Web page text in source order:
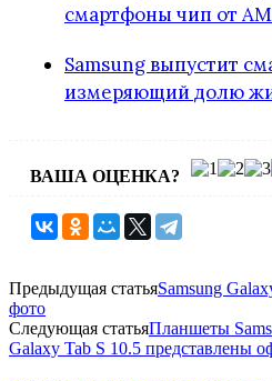
смартфоны чип от
Samsung выпустит
измеряющий долю
ВАША ОЦЕНКА?
Предыдущая статьяSamsung
фото
Следующая статьяПланшеты
Galaxy Tab S 10.5 представлены